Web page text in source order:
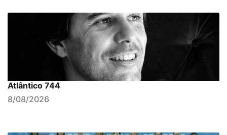
Atlântico 744
8/08/2026